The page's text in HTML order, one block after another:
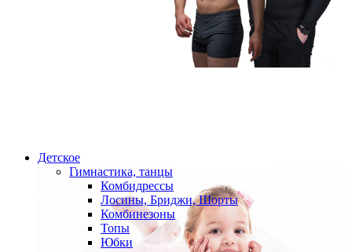
Детское
Гимнастика, танцы
Комбидрессы
Лосины, Бриджи, Шорты
Комбинезоны
Топы
Юбки